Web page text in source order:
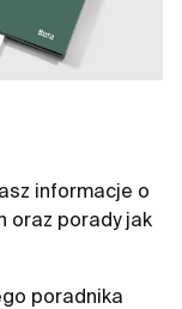
informacje o
oraz porady jak
poradnika